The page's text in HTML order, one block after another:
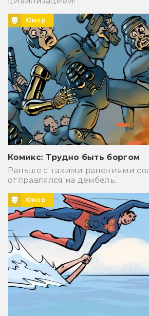
Юмор
Комикс: Трудно быть боргом
Раньше с такими ранениями
отправлялся на дембель...
Юмор